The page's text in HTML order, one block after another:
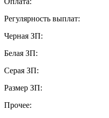
Регулярность выплат:
Черная ЗП:
Белая ЗП:
Серая ЗП:
Размер ЗП:
Прочее: